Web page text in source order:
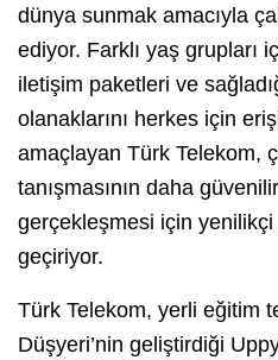
dünya sunmak amacıyla
ediyor. Farklı yaş grupları
iletişim paketleri ve
olanaklarını herkes için
amaçlayan Türk Telekom,
tanışmasının daha
gerçekleşmesi için
geçiriyor.
Türk Telekom, yerli eğitim
Düşyeri’nin geliştirdiği